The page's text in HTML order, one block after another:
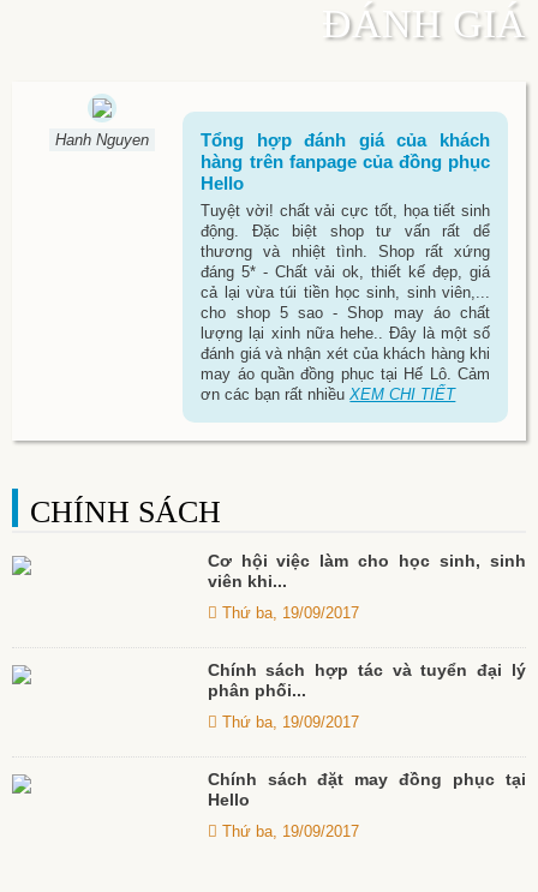
ĐÁNH GIÁ
Hanh Nguyen
Tổng hợp đánh giá của khách
hàng trên fanpage của đồng phục
Hello
Tuyệt vời! chất vải cực tốt, họa tiết sinh
động. Đặc biệt shop tư vấn rất dể
thương và nhiệt tình. Shop rất xứng
đáng 5* - Chất vải ok, thiết kế đẹp, giá
cả lại vừa túi tiền học sinh, sinh viên,...
cho shop 5 sao - Shop may áo chất
lượng lại xinh nữa hehe.. Đây là một số
đánh giá và nhận xét của khách hàng khi
may áo quần đồng phục tại Hế Lô. Cảm
ơn các bạn rất nhiềuXEM CHI TIẾT
CHÍNH SÁCH
Cơ hội việc làm cho học sinh, sinh
viên khi...
Thứ ba, 19/09/2017
Chính sách hợp tác và tuyển đại lý
phân phối...
Thứ ba, 19/09/2017
Chính sách đặt may đồng phục tại
Hello
Thứ ba, 19/09/2017